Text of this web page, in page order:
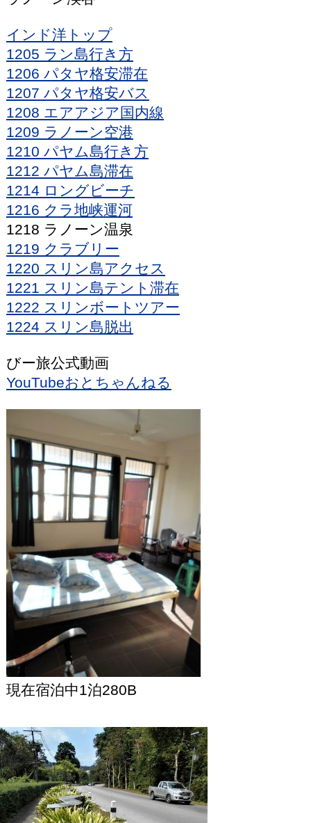
インド洋トップ
1205 ラン島行き方
1206 パタヤ格安滞在
1207 パタヤ格安バス
1208 エアアジア国内線
1209 ラノーン空港
1210 パヤム島行き方
1212 パヤム島滞在
1214 ロングビーチ
1216 クラ地峡運河
1218 ラノーン温泉
1219 クラブリー
1220 スリン島アクセス
1221 スリン島テント滞在
1222 スリンボートツアー
1224 スリン島脱出
びー旅公式動画
YouTubeおとちゃんねる
現在宿泊中1泊280B